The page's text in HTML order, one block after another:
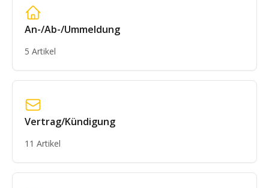
An-/Ab-/Ummeldung
5 Artikel
Vertrag/Kündigung
11 Artikel